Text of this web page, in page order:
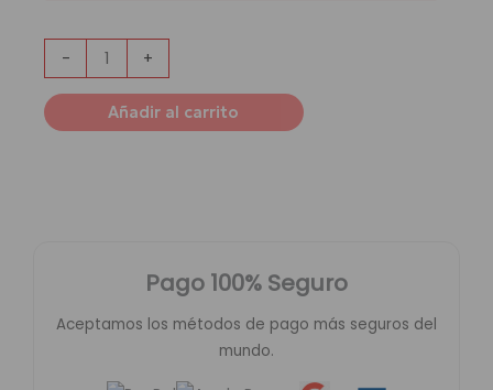
- +
Añadir al carrito
Pago 100% Seguro
Aceptamos los métodos de pago más seguros del
mundo.